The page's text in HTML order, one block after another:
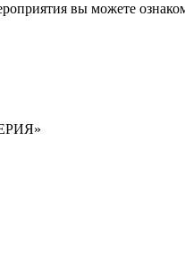
вы можете